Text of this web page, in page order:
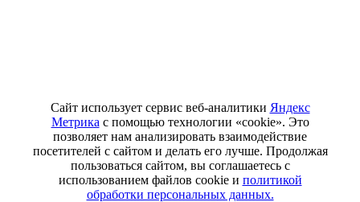
Сайт использует сервис веб-аналитики Яндекс
Метрика с помощью технологии «cookie». Это
позволяет нам анализировать взаимодействие
посетителей с сайтом и делать его лучше. Продолжая
пользоваться сайтом, вы соглашаетесь с
использованием файлов cookie и политикой
обработки персональных данных.